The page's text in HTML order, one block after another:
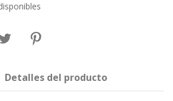
Detalles del producto